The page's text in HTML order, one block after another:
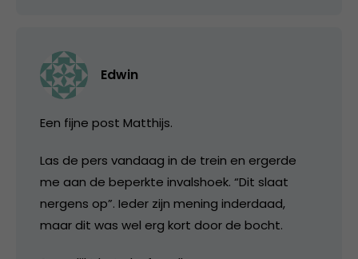
Edwin
Een fijne post Matthijs.
Las de pers vandaag in de trein en ergerde
me aan de beperkte invalshoek. “Dit slaat
nergens op”. Ieder zijn mening inderdaad,
maar dit was wel erg kort door de bocht.